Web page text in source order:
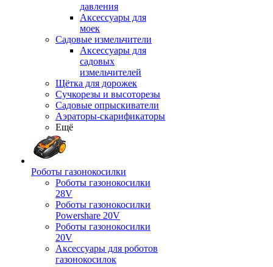
давления
Аксессуары для
моек
Садовые измельчители
Аксессуары для
садовых
измельчителей
Щётка для дорожек
Сучкорезы и высоторезы
Садовые опрыскиватели
Аэраторы-скарификаторы
Ещё
Роботы газонокосилки
Роботы газонокосилки
28V
Роботы газонокосилки
Powershare 20V
Роботы газонокосилки
20V
Аксессуары для роботов
газонокосилок